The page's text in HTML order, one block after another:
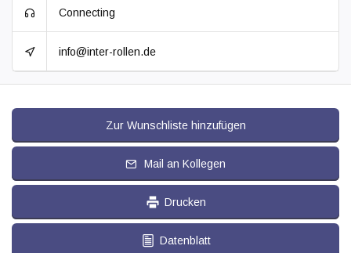
Connecting
info@inter-rollen.de
Zur Wunschliste hinzufügen
Mail an Kollegen
Drucken
Datenblatt